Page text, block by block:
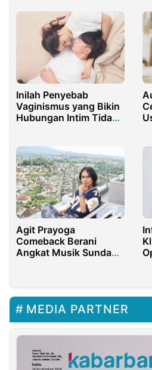
Inilah Penyebab
Vaginismus yang Bikin
Hubungan Intim Tidak
Agit Prayoga
Comeback Berani
Angkat Musik Sunda
MEDIA PARTNER